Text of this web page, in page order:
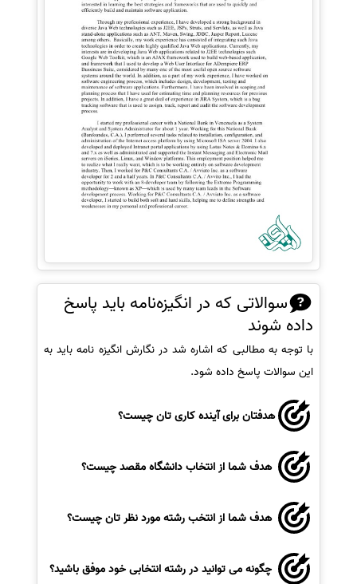
سوالاتی که در انگیزه‌نامه باید پاسخ
داده شوند
با توجه به مطالبی که اشاره شد در نگارش انگیزه نامه باید به
این سوالات پاسخ داده شود.
هدفتان برای آینده کاری تان چیست؟
هدف شما از انتخاب دانشگاه مقصد چیست؟
هدف شما از انتخب رشته مورد نظر تان چیست؟
چگونه می توانید در رشته انتخابی خود موفق باشید؟